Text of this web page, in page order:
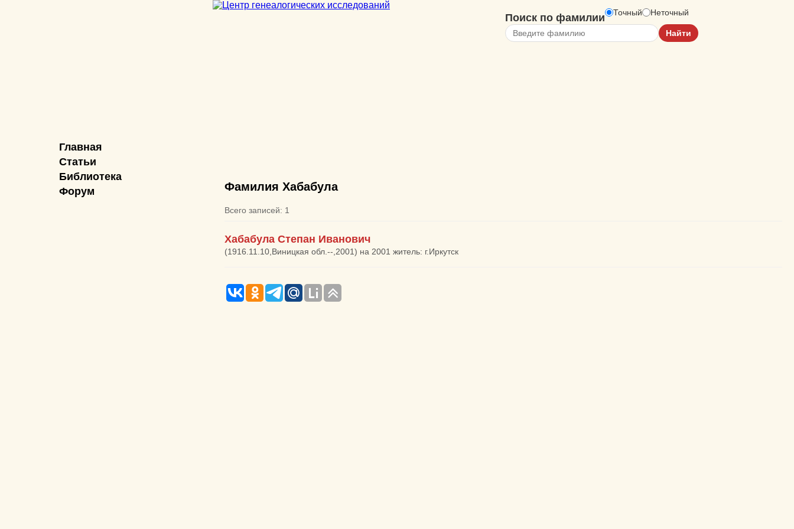
Главная
Статьи
Библиотека
Форум
Поиск по фамилии Точный Неточный
Фамилия Хабабула
Всего записей: 1
Хабабула Степан Иванович
(1916.11.10,Виницкая обл.--,2001) на 2001 житель: г.Иркутск